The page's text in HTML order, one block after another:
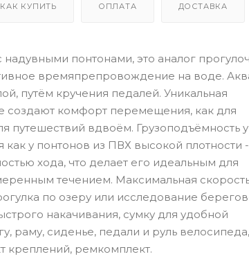
КАК КУПИТЬ ОПЛАТА ДОСТАВКА
понтонами, это аналог
времяпрепровождение на воде.
путём кручения педалей. Уникальная
создают комфорт перемещения, как для
путешествий вдвоём. Грузоподъёмность у
у понтонов из ПВХ высокой плотности
хода, что делает его идеальным для
течением. Максимальная
по озеру или исследование
накачивания, сумку для удобной
раму, сиденье, педали и руль велосипеда,
креплений, ремкомплект.